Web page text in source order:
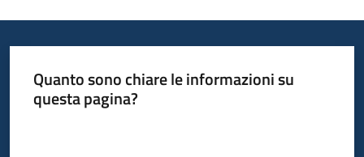
Quanto sono chiare le informazioni su
questa pagina?